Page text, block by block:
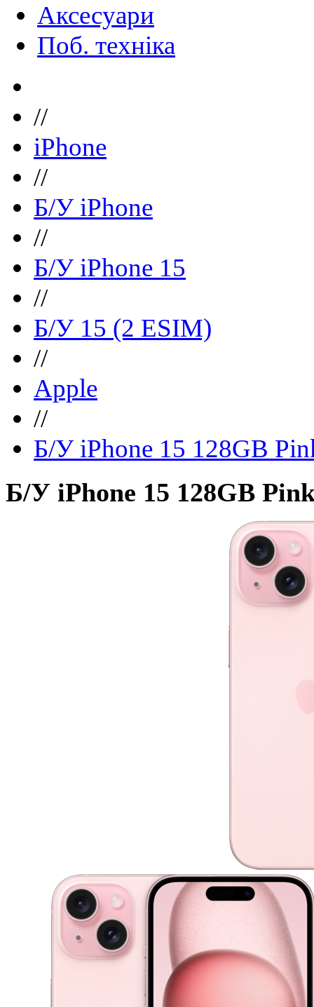
Аксесуари
Поб. техніка
//
iPhone
//
Б/У iPhone
//
Б/У iPhone 15
//
Б/У 15 (2 ESIM)
//
Apple
//
Б/У iPhone 15 128GB
Б/У iPhone 15 128GB